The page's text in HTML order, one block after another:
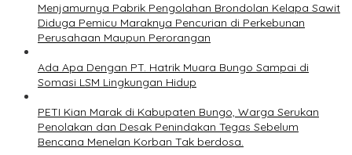
Menjamurnya Pabrik Pengolahan Brondolan Kelapa Sawit
Diduga Pemicu Maraknya Pencurian di Perkebunan
Perusahaan Maupun Perorangan
Ada Apa Dengan PT. Hatrik Muara Bungo Sampai di
Somasi LSM Lingkungan Hidup
PETI Kian Marak di Kabupaten Bungo, Warga Serukan
Penolakan dan Desak Penindakan Tegas Sebelum
Bencana Menelan Korban Tak berdosa.